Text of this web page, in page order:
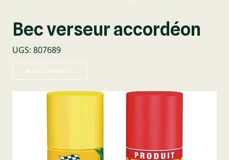
Bec verseur accordéon
UGS: 807689
VOIR LE PRODUIT